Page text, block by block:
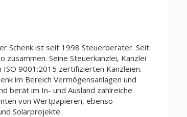
Schenk ist seit 1998 Steuerberater. Seit
Seine Steuerkanzlei, Kanzlei
ISO 9001:2015 zertifizierten Kanzleien.
im Bereich Vermögensanlagen und
berät im In- und Ausland zahlreiche
von Wertpapieren, ebenso
Solarprojekte.